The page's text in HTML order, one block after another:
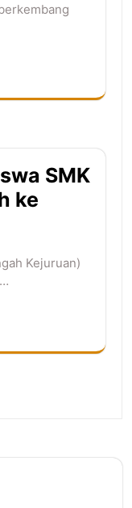
SMK
ke
Kejuruan)